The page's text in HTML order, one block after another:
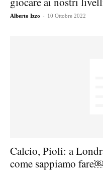
Alberto Izzo - 10 Ottobre 2022
Calcio, Pioli: a
come sappiamo